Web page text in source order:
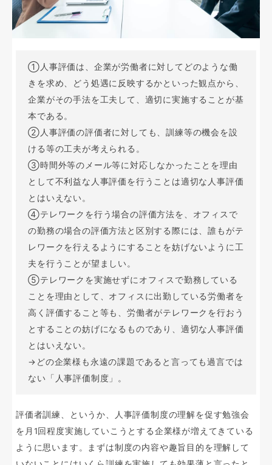
①人事評価は、企業が労働者に対してどのような働
きを求め、どう処遇に反映するかといった観点から、
企業がその手法を工夫して、適切に実施することが基
本である。
②人事評価の評価者に対しても、訓練等の機会を設
ける等の工夫が考えられる。
③時間外等のメール等に対応しなかったことを理由
として不利益な人事評価を行うことは適切な人事評価
とはいえない。
④テレワークを行う場合の評価方法を、オフィスで
の勤務の場合の評価方法と区別する際には、誰もがテ
レワークを行えるようにすることを妨げないように工
夫を行うことが望ましい。
⑤テレワークを実施せずにオフィスで勤務している
ことを理由として、オフィスに出勤している労働者を
高く評価すること等も、労働者がテレワークを行おう
とすることの妨げになるものであり、適切な人事評価
とはいえない。
→どの企業様も永遠の課題であると言っても過言では
ない「人事評価制度」。
評価者訓練、というか、人事評価制度の理解を促す勉強会
を月1回程度実施していこうとする企業様が増えてきている
ように思います。まずは制度の内容や趣旨目的を理解して